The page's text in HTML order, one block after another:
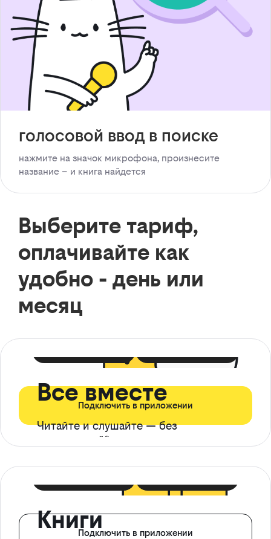
голосовой ввод в поиске
нажмите на значок микрофона, произнесите
название – и книга найдется
Выберите тариф,
оплачивайте как
удобно - день или
месяц
Все вместе
Читайте и слушайте — без
ограничений*
Подключить в приложении
КнигиПодключить в приложении